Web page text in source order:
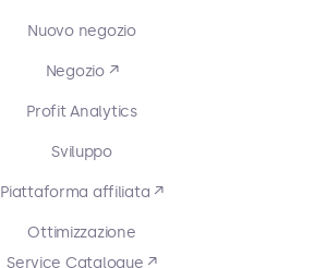
Nuovo negozio
Negozio ↗
Profit Analytics
Sviluppo
Piattaforma affiliata ↗
Ottimizzazione
Service Catalogue ↗